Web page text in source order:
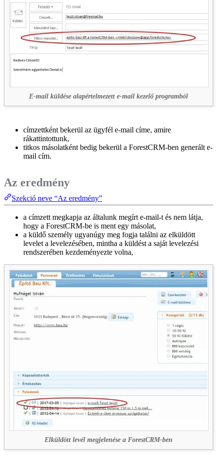
E-mail küldése alapértelmezett e-mail kezelő programból
címzettként bekerül az ügyfél e-mail címe, amire
rákattintottunk,
titkos másolatként bedig bekerül a ForestCRM-ben generált e-
mail cím.
Az eredmény
Szekció neve “Az eredmény”
a címzett megkapja az általunk megírt e-mail-t és nem látja,
hogy a ForestCRM-be is ment egy másolat,
a küldő személy ugyanúgy meg fogja találni az elküldött
levelet a levelezésében, mintha a küldést a saját levelezési
rendszerében kezdeményezte volna,
Elküldött levél megjelenése a ForestCRM-ben